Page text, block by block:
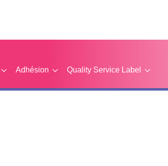
Adhésion Quality Service Label